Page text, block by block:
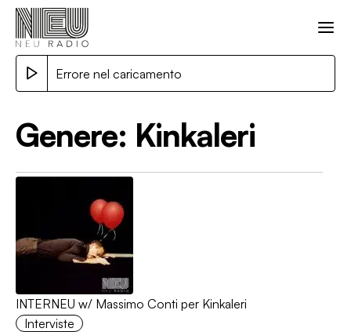
Errore nel caricamento
Genere: Kinkaleri
INTERNEU w/ Massimo Conti per Kinkaleri
Interviste